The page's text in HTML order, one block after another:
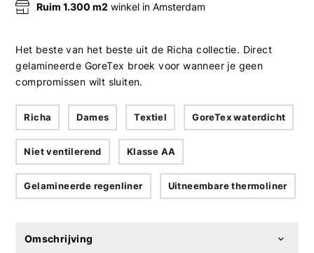
Ruim 1.300 m2 winkel in Amsterdam
Het beste van het beste uit de Richa collectie. Direct
gelamineerde GoreTex broek voor wanneer je geen
compromissen wilt sluiten.
Richa Dames Textiel GoreTex waterdicht
Niet ventilerend Klasse AA
Gelamineerde regenliner Uitneembare thermoliner
Omschrijving